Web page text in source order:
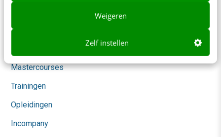
Weigeren
Zelf instellen
Community
Academy
Mastercourses
Trainingen
Opleidingen
Incompany